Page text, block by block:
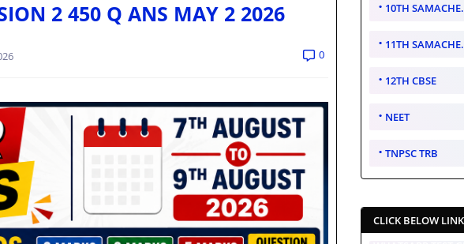
2 450 Q ANS MAY 2 2026
0
10TH SAMACHEER KALVI
11TH SAMACHEER KALVI
12TH CBSE
NEET
TNPSC TRB
CLICK BELOW